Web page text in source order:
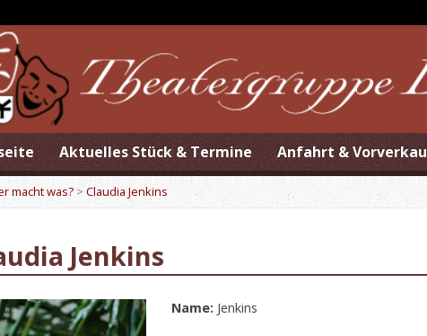
Aktuelles Stück & Termine Anfahrt &
macht was? > Claudia Jenkins
Jenkins
Name: Jenkins